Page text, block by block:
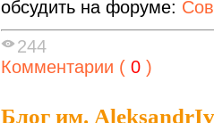
обсудить на форуме:
244
Комментарии ( 0 )
Блог им.